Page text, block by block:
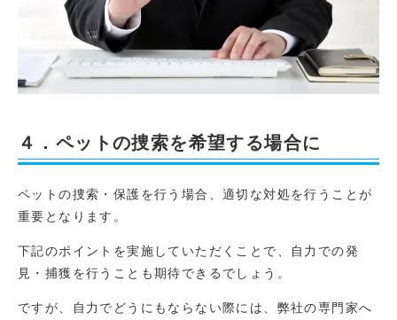
４．ペットの捜索を希望する場合に
ペットの捜索・保護を行う場合、適切な対処を行うことが
重要となります。
下記のポイントを実施していただくことで、自力での発
見・捕獲を行うことも期待できるでしょう。
ですが、自力でどうにもならない際には、弊社の専門家へ